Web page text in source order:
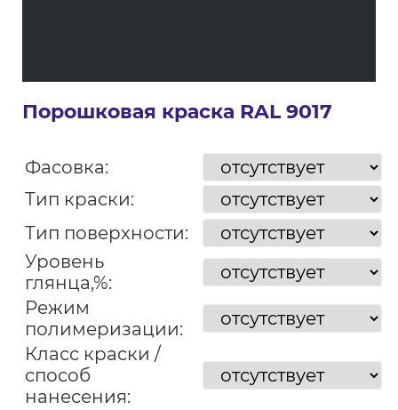
Порошковая краска RAL 9017
Фасовка:
Тип краски:
Тип поверхности:
Уровень
глянца,%:
Режим
полимеризации:
Класс краски /
способ
нанесения: